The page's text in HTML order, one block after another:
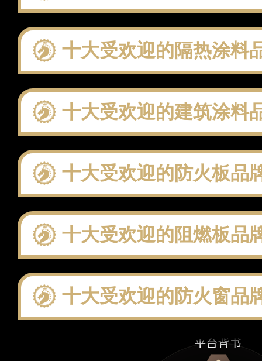
十大受欢迎的隔热涂料品牌 这些
十大受欢迎的建筑涂料品牌 这些
十大受欢迎的防火板品牌 这些
十大受欢迎的阻燃板品牌 这些
十大受欢迎的防火窗品牌 这些